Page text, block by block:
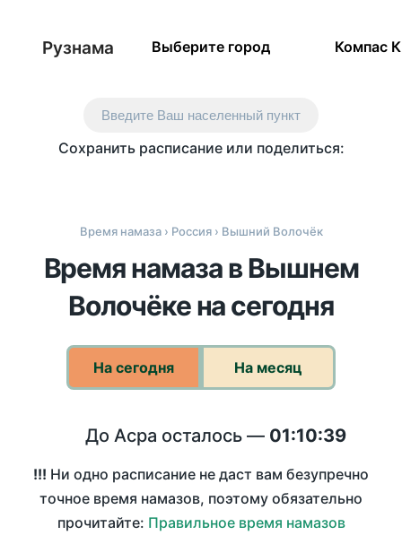
Рузнама Выберите город Компас
Введите Ваш населенный пункт
Сохранить расписание или поделиться:
Время намаза› Россия› Вышний Волочёк
Время намаза в Вышнем
Волочёке на сегодня
На сегодня На месяц
До Асра осталось — 01:10:39
!!! Ни одно расписание не даст вам безупречно
точное время намазов, поэтому обязательно
прочитайте: Правильное время намазов